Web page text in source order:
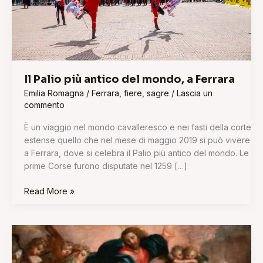
Il Palio più antico del mondo, a Ferrara
Emilia Romagna / Ferrara fiere sagre / Lascia un
commento
È un viaggio nel mondo cavalleresco e nei fasti della corte
estense quello che nel mese di maggio 2019 si può vivere
a Ferrara, dove si celebra il Palio più antico del mondo. Le
prime Corse furono disputate nel 1259 […]
Read More »
L’arte
per
l’arte